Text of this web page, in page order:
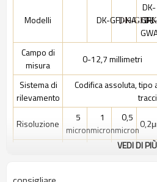
Modelli DK-GFJ-HA
DK-GFJ-
DK-
GFJ-
Campo di
misura
0-12,7 millimetri
Sistema di
rilevamento
Codifica assoluta,
Risoluzione
5
micron
1
micron
0,5
micron
VEDI DI PIÙ